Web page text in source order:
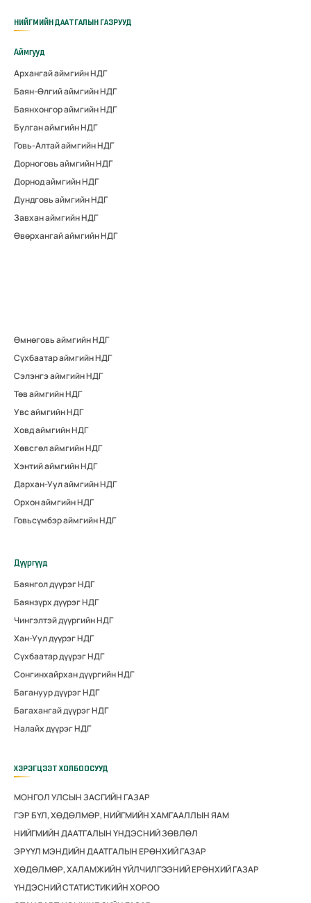
НИЙГМИЙН ДААТГАЛЫН ГАЗРУУД
Аймгууд
Архангай аймгийн НДГ
Баян-Өлгий аймгийн НДГ
Баянхонгор аймгийн НДГ
Булган аймгийн НДГ
Говь-Алтай аймгийн НДГ
Дорноговь аймгийн НДГ
Дорнод аймгийн НДГ
Дундговь аймгийн НДГ
Завхан аймгийн НДГ
Өвөрхангай аймгийн НДГ
Өмнөговь аймгийн НДГ
Сүхбаатар аймгийн НДГ
Сэлэнгэ аймгийн НДГ
Төв аймгийн НДГ
Увс аймгийн НДГ
Ховд аймгийн НДГ
Хөвсгөл аймгийн НДГ
Хэнтий аймгийн НДГ
Дархан-Уул аймгийн НДГ
Орхон аймгийн НДГ
Говьсүмбэр аймгийн НДГ
Дүүргүүд
Баянгол дүүрэг НДГ
Баянзүрх дүүрэг НДГ
Чингэлтэй дүүргийн НДГ
Хан-Уул дүүрэг НДГ
Сүхбаатар дүүрэг НДГ
Сонгинхайрхан дүүргийн НДГ
Багануур дүүрэг НДГ
Багахангай дүүрэг НДГ
Налайх дүүрэг НДГ
ХЭРЭГЦЭЭТ ХОЛБООСУУД
МОНГОЛ УЛСЫН ЗАСГИЙН ГАЗАР
ГЭР БҮЛ, ХӨДӨЛМӨР, НИЙГМИЙН ХАМГААЛЛЫН ЯАМ
НИЙГМИЙН ДААТГАЛЫН ҮНДЭСНИЙ ЗӨВЛӨЛ
ЭРҮҮЛ МЭНДИЙН ДААТГАЛЫН ЕРӨНХИЙ ГАЗАР
ХӨДӨЛМӨР, ХАЛАМЖИЙН ҮЙЛЧИЛГЭЭНИЙ ЕРӨНХИЙ ГАЗАР
ҮНДЭСНИЙ СТАТИСТИКИЙН ХОРОО